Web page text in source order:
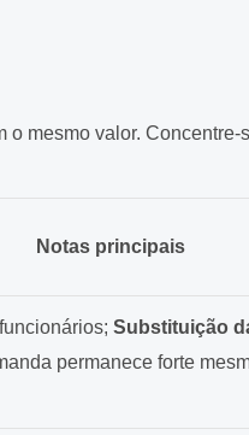
o mesmo valor.
Notas principais
Substituição
permanece forte